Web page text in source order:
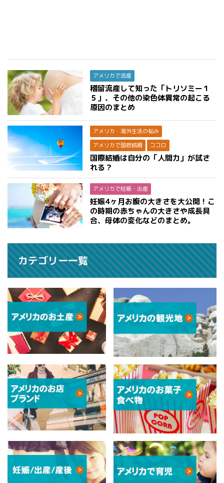
アメリカで流産
稽留流産して知った「トリソミー１
５」、その他の染色体異常の起こる
原因のまとめ
アメリカ・海外生活の悩み
アメリカで国際結婚
ココロ
国際結婚は自分の「人間力」が試さ
れる？
アメリカで妊娠・出産
妊娠4ヶ月お腹の大きさを大公開！こ
の時期の赤ちゃんの大きさや成長具
合、母体の変化などのまとめ。
カテゴリー一覧